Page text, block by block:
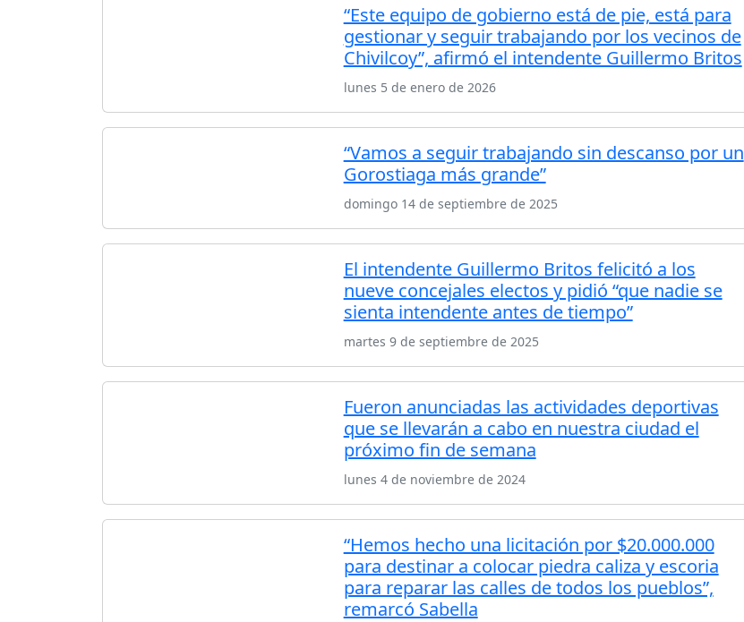
“Este equipo de gobierno está de pie, está para
gestionar y seguir trabajando por los vecinos de
Chivilcoy”, afirmó el intendente Guillermo Britos
lunes 5 de enero de 2026
“Vamos a seguir trabajando sin descanso por un
Gorostiaga más grande”
domingo 14 de septiembre de 2025
El intendente Guillermo Britos felicitó a los
nueve concejales electos y pidió “que nadie se
sienta intendente antes de tiempo”
martes 9 de septiembre de 2025
Fueron anunciadas las actividades deportivas
que se llevarán a cabo en nuestra ciudad el
próximo fin de semana
lunes 4 de noviembre de 2024
“Hemos hecho una licitación por $20.000.000
para destinar a colocar piedra caliza y escoria
para reparar las calles de todos los pueblos”,
remarcó Sabella